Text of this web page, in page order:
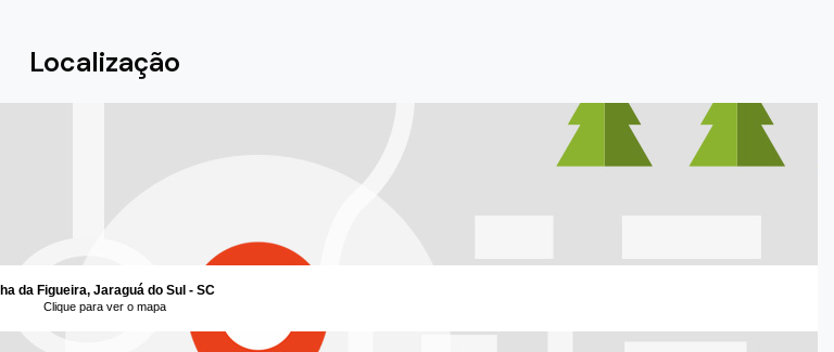
Localização
Ilha da Figueira, Jaraguá do Sul - SC
Clique para ver o mapa